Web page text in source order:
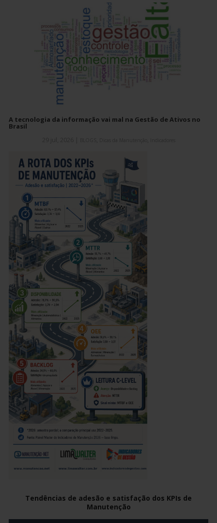
A tecnologia da informação vai mal na Gestão de Ativos no
Brasil
Tendências de adesão e satisfação dos KPIs de
Manutenção